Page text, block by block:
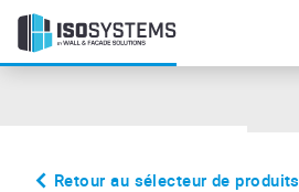
Retour au sélecteur de produits